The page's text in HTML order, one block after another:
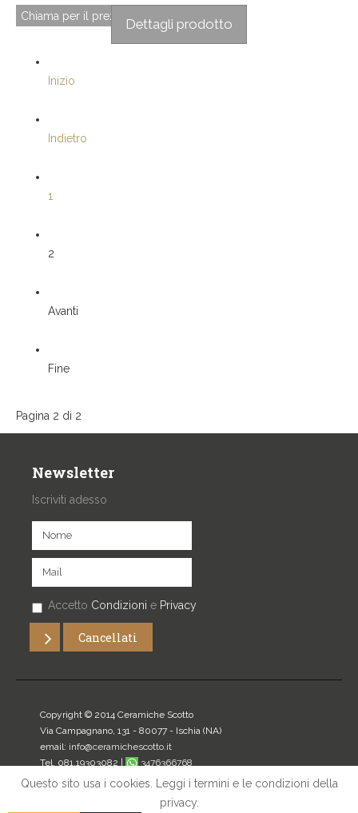
Chiama per il prezzo
Dettagli prodotto
Inizio
Indietro
1
2
Avanti
Fine
Pagina 2 di 2
Newsletter
Iscriviti adesso
Accetto Condizioni e Privacy
Copyright © 2014 Ceramiche Scotto
Via Campagnano, 131 - 80077 - Ischia (NA)
email: info@ceramichescotto.it
Tel. 081.19303082 |
3476366768
P.IVA: 07272340634
|Mappa del sito
Questo sito usa i cookies. Leggi i termini e le condizioni della
privacy.